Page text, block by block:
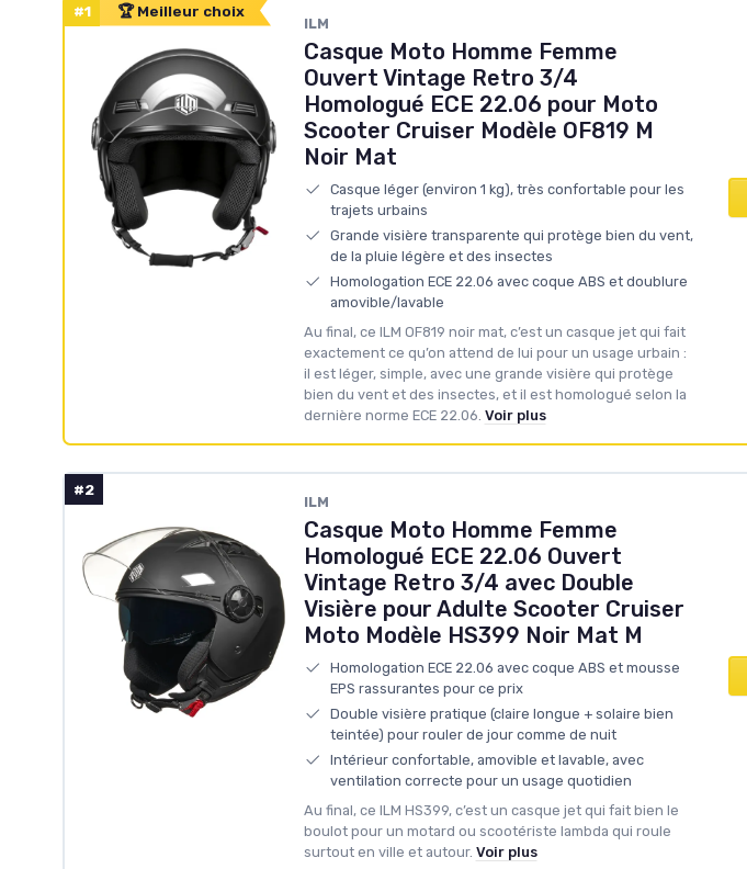
#1 🏆 Meilleur choix
ILM
Casque Moto Homme Femme
Ouvert Vintage Retro 3/4
Homologué ECE 22.06 pour Moto
Scooter Cruiser Modèle OF819 M
Noir Mat
Casque léger (environ 1 kg), très confortable pour les
trajets urbains
Grande visière transparente qui protège bien du vent,
de la pluie légère et des insectes
Homologation ECE 22.06 avec coque ABS et doublure
amovible/lavable
Au final, ce ILM OF819 noir mat, c’est un casque jet qui fait
exactement ce qu’on attend de lui pour un usage urbain :
il est léger, simple, avec une grande visière qui protège
bien du vent et des insectes, et il est homologué selon la
dernière norme ECE 22.06. Voir plus
#2
ILM
Casque Moto Homme Femme
Homologué ECE 22.06 Ouvert
Vintage Retro 3/4 avec Double
Visière pour Adulte Scooter Cruiser
Moto Modèle HS399 Noir Mat M
Homologation ECE 22.06 avec coque ABS et mousse
EPS rassurantes pour ce prix
Double visière pratique (claire longue + solaire bien
teintée) pour rouler de jour comme de nuit
Intérieur confortable, amovible et lavable, avec
ventilation correcte pour un usage quotidien
Au final, ce ILM HS399, c’est un casque jet qui fait bien le
boulot pour un motard ou scootériste lambda qui roule
surtout en ville et autour. Voir plus